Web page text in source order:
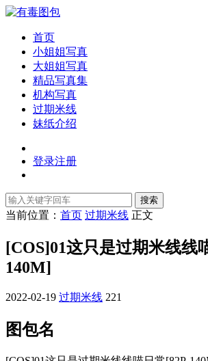
首页
小姐姐写真
大姐姐写真
精品写真集
机构写真
过期米线
妹纸介绍
登录注册
搜索
当前位置： 首页 过期米线 正文
[COS]01这只是过期米线线
140M]
2022-02-19 过期米线 221
图包名